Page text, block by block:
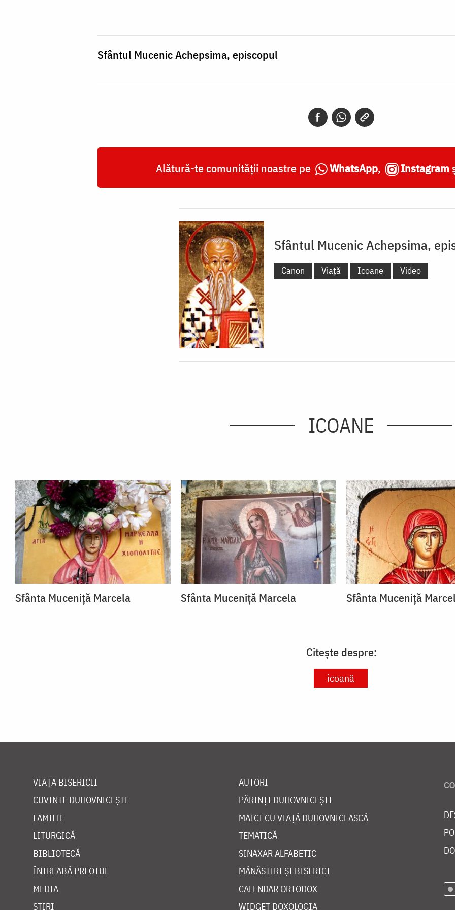
Sfântul Mucenic Achepsima, episcopul
Alătură-te comunității noastre pe WhatsApp, Instagram
Sfântul Mucenic Achepsima,
Canon Viață Icoane Video
ICOANE
Sfânta Muceniță Marcela Sfânta Muceniță Marcela Sfânta Muceniță
Citește despre:
icoană
VIAȚA BISERICII
CUVINTE DUHOVNICEȘTI
FAMILIE
LITURGICĂ
BIBLIOTECĂ
ÎNTREABĂ PREOTUL
MEDIA
ȘTIRI
AUTORI
PĂRINȚI DUHOVNICEȘTI
MAICI CU VIAȚĂ DUHOVNICEASCĂ
TEMATICĂ
SINAXAR ALFABETIC
MĂNĂSTIRI ȘI BISERICI
CALENDAR ORTODOX
WIDGET DOXOLOGIA